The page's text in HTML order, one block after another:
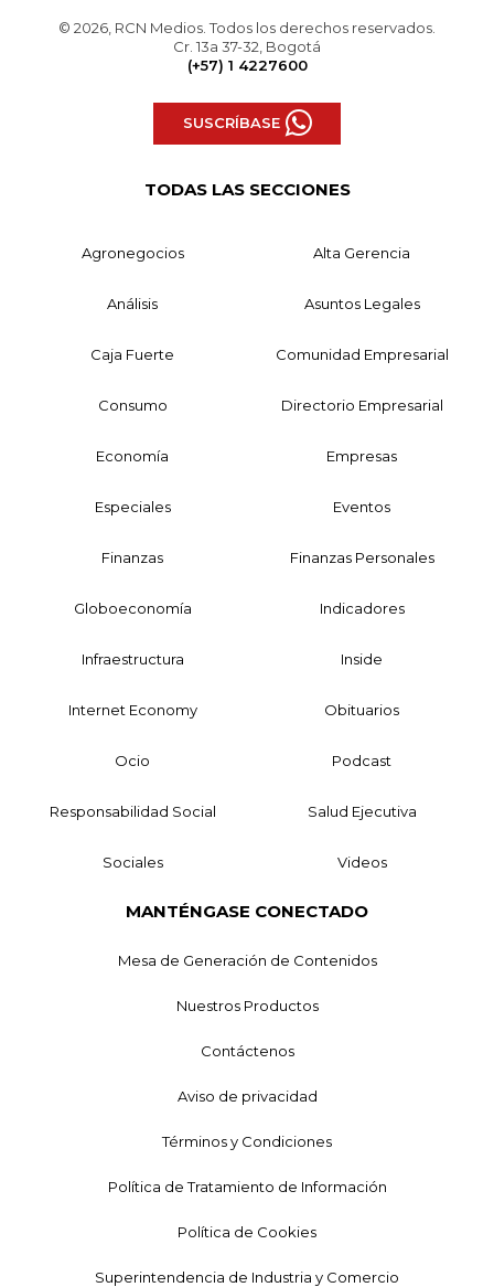
© 2026, RCN Medios. Todos los derechos reservados.
Cr. 13a 37-32, Bogotá
(+57) 1 4227600
SUSCRÍBASE
TODAS LAS SECCIONES
Agronegocios Alta Gerencia
Análisis Asuntos Legales
Caja Fuerte Comunidad Empresarial
Consumo Directorio Empresarial
Economía Empresas
Especiales Eventos
Finanzas Finanzas Personales
Globoeconomía Indicadores
Infraestructura Inside
Internet Economy Obituarios
Ocio Podcast
Responsabilidad Social Salud Ejecutiva
Sociales Videos
MANTÉNGASE CONECTADO
Mesa de Generación de Contenidos
Nuestros Productos
Contáctenos
Aviso de privacidad
Términos y Condiciones
Política de Tratamiento de Información
Política de Cookies
Superintendencia de Industria y Comercio